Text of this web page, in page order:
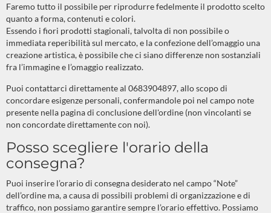
Faremo tutto il possibile per riprodurre fedelmente il prodotto scelto
quanto a forma, contenuti e colori.
Essendo i fiori prodotti stagionali, talvolta di non possibile o
immediata reperibilità sul mercato, e la confezione dell’omaggio una
creazione artistica, è possibile che ci siano differenze non sostanziali
fra l’immagine e l’omaggio realizzato.
Puoi contattarci direttamente al 0683904897, allo scopo di
concordare esigenze personali, confermandole poi nel campo note
presente nella pagina di conclusione dell'ordine (non vincolanti se
non concordate direttamente con noi).
Posso scegliere l'orario della
consegna?
Puoi inserire l’orario di consegna desiderato nel campo “Note”
dell’ordine ma, a causa di possibili problemi di organizzazione e di
traffico, non possiamo garantire sempre l’orario effettivo. Possiamo